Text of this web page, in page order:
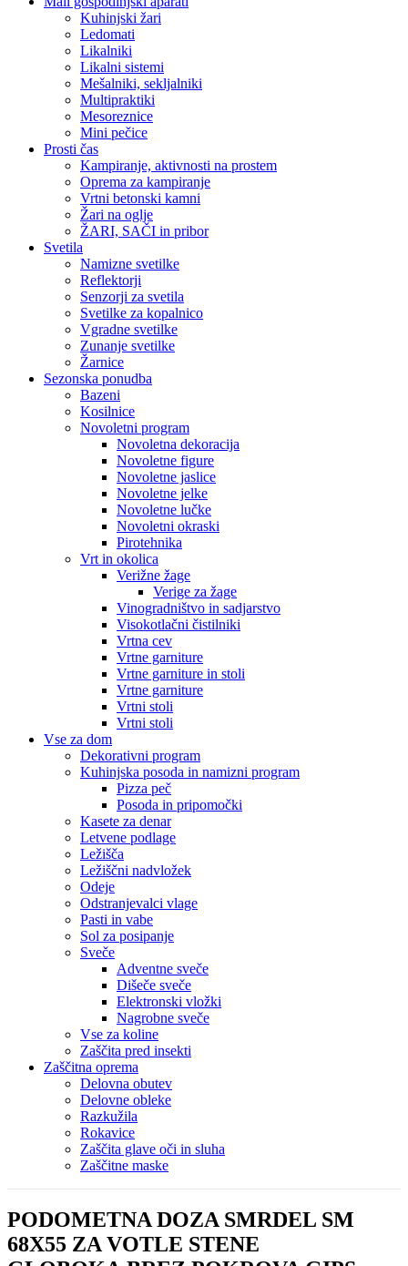
Kuhinjski žari
Ledomati
Likalniki
Likalni sistemi
Mešalniki, sekljalniki
Multipraktiki
Mesoreznice
Mini pečice
Prosti čas
Kampiranje, aktivnosti na prostem
Oprema za kampiranje
Vrtni betonski kamni
Žari na oglje
ŽARI, SAČI in pribor
Svetila
Namizne svetilke
Reflektorji
Senzorji za svetila
Svetilke za kopalnico
Vgradne svetilke
Zunanje svetilke
Žarnice
Sezonska ponudba
Bazeni
Kosilnice
Novoletni program
Novoletna dekoracija
Novoletne figure
Novoletne jaslice
Novoletne jelke
Novoletne lučke
Novoletni okraski
Pirotehnika
Vrt in okolica
Verižne žage
Verige za žage
Vinogradništvo in sadjarstvo
Visokotlačni čistilniki
Vrtna cev
Vrtne garniture
Vrtne garniture in stoli
Vrtne garniture
Vrtni stoli
Vrtni stoli
Vse za dom
Dekorativni program
Kuhinjska posoda in namizni program
Pizza peč
Posoda in pripomočki
Kasete za denar
Letvene podlage
Ležišča
Ležiščni nadvložek
Odeje
Odstranjevalci vlage
Pasti in vabe
Sol za posipanje
Sveče
Adventne sveče
Dišeče sveče
Elektronski vložki
Nagrobne sveče
Vse za koline
Zaščita pred insekti
Zaščitna oprema
Delovna obutev
Delovne obleke
Razkužila
Rokavice
Zaščita glave oči in sluha
Zaščitne maske
PODOMETNA DOZA SMRDEL SM
68X55 ZA VOTLE STENE